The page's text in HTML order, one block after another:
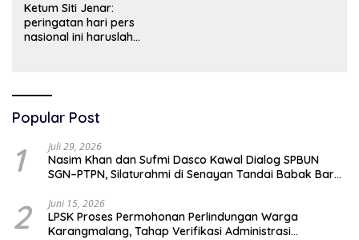
Ketum Siti Jenar:
peringatan hari pers
nasional ini haruslah
bangsa dan menjaga
demokrasi Indonesia.
Popular Post
1 Juli 29, 2026
Nasim Khan dan Sufmi Dasco Kawal Dialog SPBUN
SGN–PTPN, Silaturahmi di Senayan Tandai Babak Baru
2 Juni 15, 2026
LPSK Proses Permohonan Perlindungan Warga
Karangmalang, Tahap Verifikasi Administrasi